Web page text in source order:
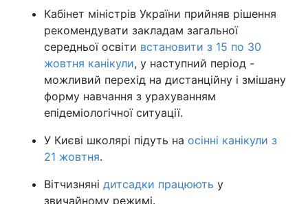
Кабінет міністрів України прийняв рішення
рекомендувати закладам загальної
середньої освіти встановити з 15 по 30
жовтня канікули, у наступний період -
можливий перехід на дистанційну і змішану
форму навчання з урахуванням
епідеміологічної ситуації.
У Києві школярі підуть на осінні канікули з
21 жовтня.
Вітчизняні дитсадки працюють у
звичайному режимі.